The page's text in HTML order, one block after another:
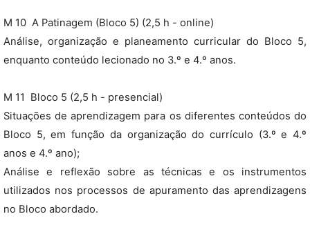
M 10  A Patinagem (Bloco 5) (2,5 h - online)
Análise, organização e planeamento curricular do Bloco 5,
enquanto conteúdo lecionado no 3.º e 4.º anos.
M 11  Bloco 5 (2,5 h - presencial)
Situações de aprendizagem para os diferentes conteúdos do
Bloco 5, em função da organização do currículo (3.º e 4.º
anos e 4.º ano);
Análise e reflexão sobre as técnicas e os instrumentos
utilizados nos processos de apuramento das aprendizagens
no Bloco abordado.